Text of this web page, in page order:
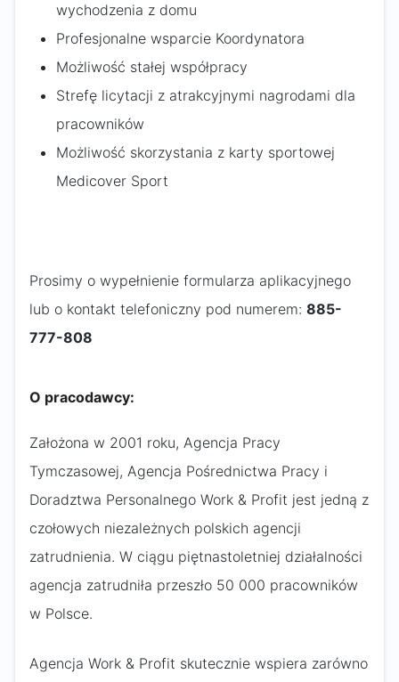
wychodzenia z domu
Profesjonalne wsparcie Koordynatora
Możliwość stałej współpracy
Strefę licytacji z atrakcyjnymi nagrodami dla
pracowników
Możliwość skorzystania z karty sportowej
Medicover Sport
Prosimy o wypełnienie formularza aplikacyjnego
lub o kontakt telefoniczny pod numerem: 885-
777-808
O pracodawcy:
Założona w 2001 roku, Agencja Pracy
Tymczasowej, Agencja Pośrednictwa Pracy i
Doradztwa Personalnego Work & Profit jest jedną z
czołowych niezależnych polskich agencji
zatrudnienia. W ciągu piętnastoletniej działalności
agencja zatrudniła przeszło 50 000 pracowników
w Polsce.
Agencja Work & Profit skutecznie wspiera zarówno